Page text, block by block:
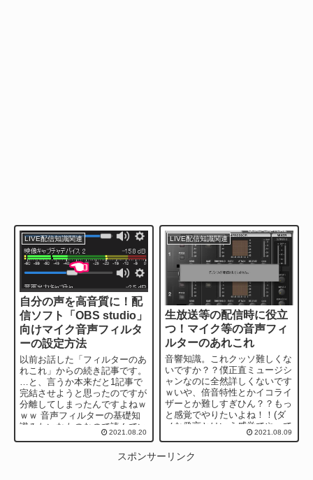
LIVE配信知識関連
自分の声を高音質に！配
信ソフト「OBS studio」
向けマイク音声フィルタ
ーの設定方法
以前お話した「フィルターのあ
れこれ」からの続き記事です。
…と、言うか本来だと1記事で
完結させようと思ったのですが
分離してしまったんですよねｗ
ｗｗ 音声フィルターの基礎知
識みたいなものなので読んでい
ただけると今回の説明がわかり
2021.08.20
LIVE配信知識関連
生放送等の配信時に役立
つ！マイク等の音声フィ
ルターのあれこれ
音響知識。これクッソ難しくな
いですか？？僕正直ミュージシ
ャンなのに全然詳しくないです
ｗいや、倍音特性とかイコライ
ザーとか難しすぎひん？？もっ
と感覚でやりたいよね！！(ダ
メな発言とはいえ感覚でやって
いくのは限界があります。 最
2021.08.09
スポンサーリンク